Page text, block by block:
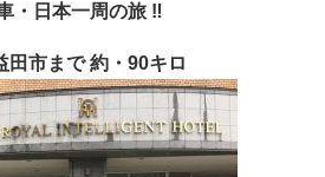
・日本一周の旅 ‼︎
田市まで 約・90キロ